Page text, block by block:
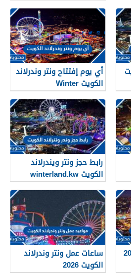
أي يوم إفتتاح ونتر وندرلاند
الكويت Winter
Wonderland Kuwait 2026
رابط حجز ونتر ويندرلاند
الكويت winterland.kw
2026
ساعات عمل ونتر وندرلاند
الكويت 2026